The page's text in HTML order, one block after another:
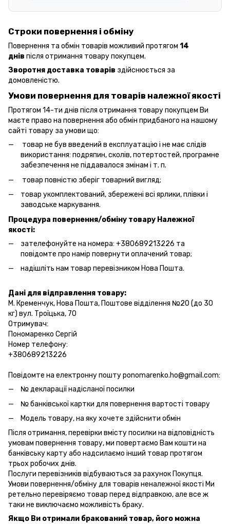
Строки повернення і обміну
Повернення та обмін товарів можливий протягом 14
днів після отримання товару покупцем.
Зворотня доставка товарів здійснюється за
домовленістю.
Умови повернення для товарів належної якості
Протягом 14-ти днів після отримання товару покупцем Ви
маєте право на повернення або обмін придбаного на нашому
сайті товару за умови що:
товар не був введений в експлуатацію і не має слідів
використання: подряпин, сколів, потертостей, програмне
забезпечення не піддавалося змінам і т. п.
товар повністю зберіг товарний вигляд;
товар укомплектований, збережені всі ярлики, плівки і
заводське маркування.
Процедура повернення/обміну товару Належної
якості:
зателефонуйте на номера: +380689213226 та
повідомте про намір повернути оплачений товар;
надішліть нам товар перевізником Нова Пошта.
Дані для відправлення товару:
М. Кременчук, Нова Пошта, Поштове відділення №20 (до 30
кг) вул. Троїцька, 70
Отримувач:
Пономаренко Сергій
Номер телефону:
+380689213226
Повідомте на електронну пошту ponomarenko.ho@gmail.com:
№ декларації надісланої посилки
№ банківської картки для повернення вартості товару
Модель товару, на яку хочете здійснити обмін
Після отримання, перевірки вмісту посилки на відповідність
умовам повернення товару, ми повертаємо Вам кошти на
банківську карту або надсилаємо інший товар протягом
трьох робочих днів.
Послуги перевізників відбуваються за рахунок Покупця.
Умови повернення/обміну для товарів неналежної якості Ми
ретельно перевіряємо товар перед відправкою, але все ж
таки не виключаємо можливість браку.
Якщо Ви отримали бракований товар, його можна